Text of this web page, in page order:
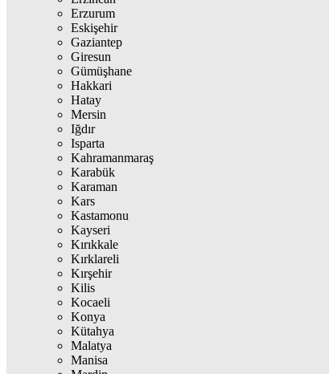
Erzurum
Eskişehir
Gaziantep
Giresun
Gümüşhane
Hakkari
Hatay
Mersin
Iğdır
Isparta
Kahramanmaraş
Karabük
Karaman
Kars
Kastamonu
Kayseri
Kırıkkale
Kırklareli
Kırşehir
Kilis
Kocaeli
Konya
Kütahya
Malatya
Manisa